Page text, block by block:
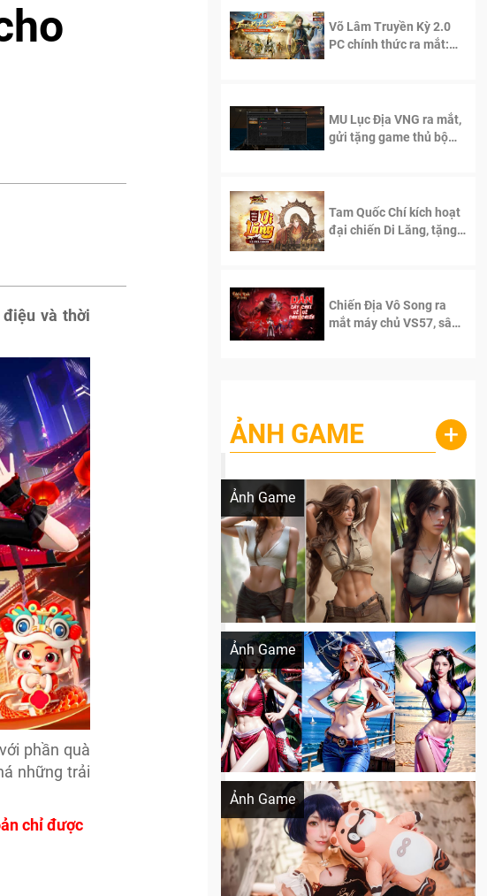
và thời
phần quà
những trải
chỉ được
Võ Lâm Truyền Kỳ 2.0
PC chính thức ra mắt:
MU Lục Địa VNG ra mắt,
gửi tặng game thủ bộ
Tam Quốc Chí kích hoạt
đại chiến Di Lăng, tặng
Chiến Địa Vô Song ra
mắt máy chủ VS57, sân
ẢNH GAME +
Ảnh Game
Lala Croft vừa nóng vừa xinh dưới nét vẽ
Ảnh Game
Khi AI Cosplay gái đẹp One Piece
Ảnh Game
Cosplay Xiangling siêu cute